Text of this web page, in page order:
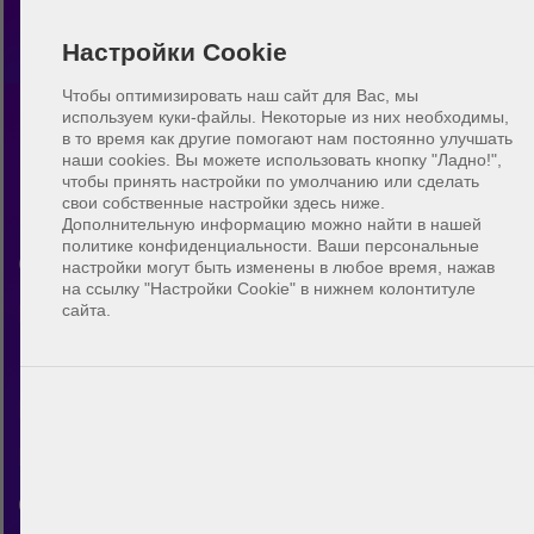
Настройки Cookie
Чтобы оптимизировать наш сайт для Вас, мы
используем куки-файлы. Некоторые из них необходимы,
в то время как другие помогают нам постоянно улучшать
наши cookies. Вы можете использовать кнопку "Ладно!",
чтобы принять настройки по умолчанию или сделать
свои собственные настройки здесь ниже.
Дополнительную информацию можно найти в нашей
политике конфиденциальности. Ваши персональные
настройки могут быть изменены в любое время, нажав
на ссылку "Настройки Cookie" в нижнем колонтитуле
сайта.
Пляжный волейбол Батон-
Руж
Открой для себя сообщество
пляжного волейбола в Батон-
своём городе, планировать